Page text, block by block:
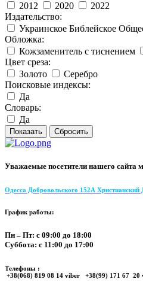
2012
2020
2022
Издательство:
Украинское Библейское
Обложка:
Кожзаменитель с тиснением
Цвет среза:
Золото
Серебро
Поисковые индексы:
Да
Словарь:
Да
Уважаемые посетители нашего сайта
Одесса Добровольского 152А
График работы:
Пн – Пт: с 09:00 до 18:00
Суббота: с 11:00 до 17:00
Телефоны :
+38(068) 819 08 14 viber +38(99) 171 67 20